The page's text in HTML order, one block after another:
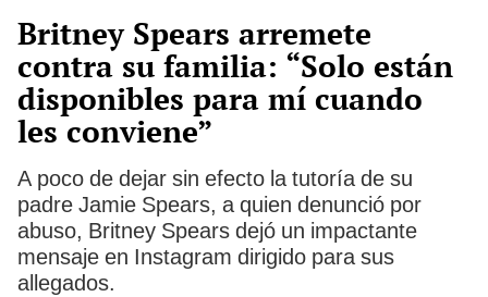
Britney Spears arremete
contra su familia: “Solo están
disponibles para mí cuando
les conviene”
A poco de dejar sin efecto la tutoría de su
padre Jamie Spears, a quien denunció por
abuso, Britney Spears dejó un impactante
mensaje en Instagram dirigido para sus
allegados.